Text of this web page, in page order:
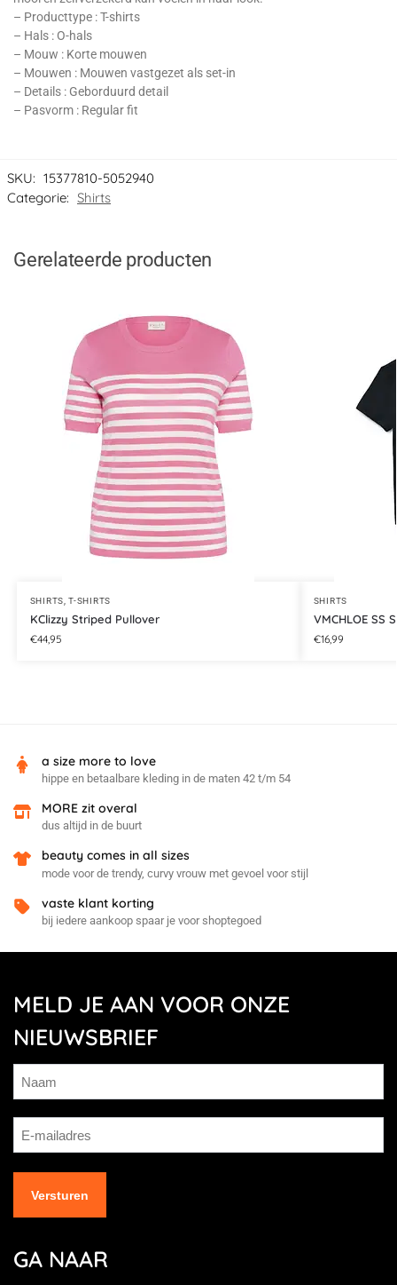
– Producttype : T-shirts
– Hals : O-hals
– Mouw : Korte mouwen
– Mouwen : Mouwen vastgezet als set-in
– Details : Geborduurd detail
– Pasvorm : Regular fit
SKU: 15377810-5052940
Categorie: Shirts
Gerelateerde producten
SHIRTS ,T-SHIRTS
KClizzy Striped Pullover
€44,95
SHIRTS
VMCHLOE SS
€16,99
a size more to love
hippe en betaalbare kleding in de maten 42 t/m 54
MORE zit overal
dus altijd in de buurt
beauty comes in all sizes
mode voor de trendy, curvy vrouw met gevoel voor stijl
vaste klant korting
bij iedere aankoop spaar je voor shoptegoed
MELD JE AAN VOOR ONZE
NIEUWSBRIEF
GA NAAR